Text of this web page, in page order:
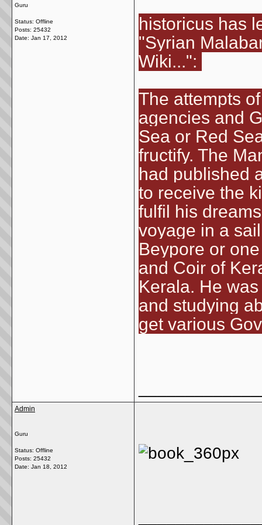
Guru
Status: Offline
Posts: 25432
Date: Jan 17, 2012
historicus has
"Syrian
Wiki...":
The attempts
agencies and
Sea or Red
fructify. The
had published
to receive the
fulfil his
voyage in a
Beypore or
and Coir of
Kerala. He
and studying
get various
Admin
Guru
Status: Offline
Posts: 25432
Date: Jan 18, 2012